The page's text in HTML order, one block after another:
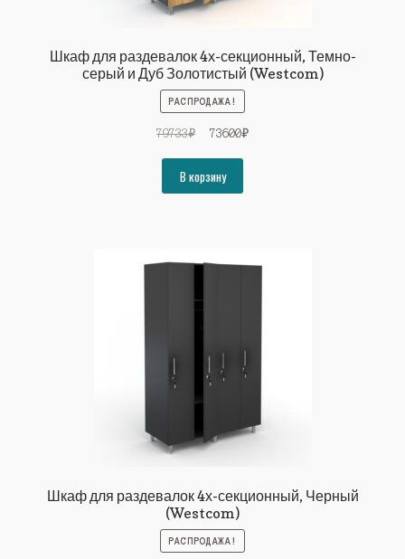
Шкаф для раздевалок 4х-секционный, Темно-
серый и Дуб Золотистый (Westcom)
РАСПРОДАЖА!
79733₽
Первоначальная
составляла
79733₽.
73600₽Текущая
В корзину
Шкаф для раздевалок 4х-секционный, Черный
(Westcom)
РАСПРОДАЖА!